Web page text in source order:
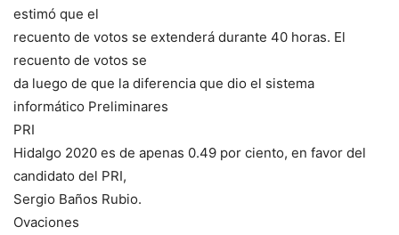
estimó que el
recuento de votos se extenderá durante 40 horas. El
recuento de votos se
da luego de que la diferencia que dio el sistema
informático Preliminares
PRI
Hidalgo 2020 es de apenas 0.49 por ciento, en favor del
candidato del PRI,
Sergio Baños Rubio.
Ovaciones